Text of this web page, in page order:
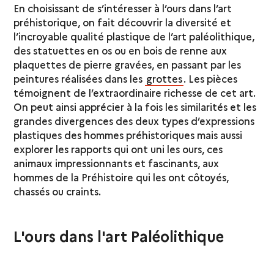
En choisissant de s’intéresser à l’ours dans l’art
préhistorique, on fait découvrir la diversité et
l’incroyable qualité plastique de l’art paléolithique,
des statuettes en os ou en bois de renne aux
plaquettes de pierre gravées, en passant par les
peintures réalisées dans les grottes. Les pièces
témoignent de l’extraordinaire richesse de cet art.
On peut ainsi apprécier à la fois les similarités et les
grandes divergences des deux types d’expressions
plastiques des hommes préhistoriques mais aussi
explorer les rapports qui ont uni les ours, ces
animaux impressionnants et fascinants, aux
hommes de la Préhistoire qui les ont côtoyés,
chassés ou craints.
L'ours dans l'art Paléolithique